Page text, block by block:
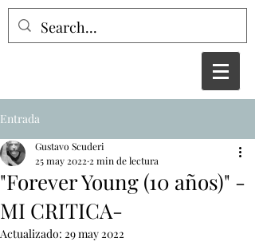
Entrada
"Forever Young (10 años)" -
MI CRITICA-
Gustavo Scuderi
25 may 2022 2 min de lectura
Actualizado: 29 may 2022